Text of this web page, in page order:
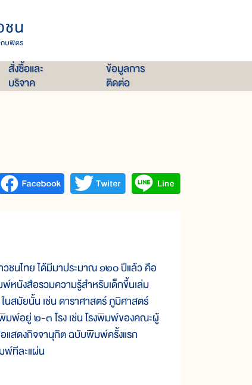
สั่งซื้อและ
บริจาค
ข้อมูลการ
ติดต่อ
ชนไทย ได้มีมาประมาณ ๑๒๐ ปีแล้ว คือ
หนังสือรวมความรู้สำหรับเด็กขึ้นเล่ม
นสมัยนั้น เช่น ดาราศาสตร์ ภูมิศาสตร์
มพ์อยู่ ๒-๓ โรง เช่น โรงพิมพ์ของคณะผู้
อแสดงกิจจานุกิต ฉบับพิมพ์ครั้งแรก
พ์ทีละแผ่น